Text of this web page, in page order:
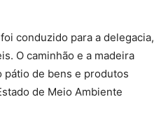
conduzido para a delegacia,
O caminhão e a madeira
pátio de bens e produtos
de Meio Ambiente